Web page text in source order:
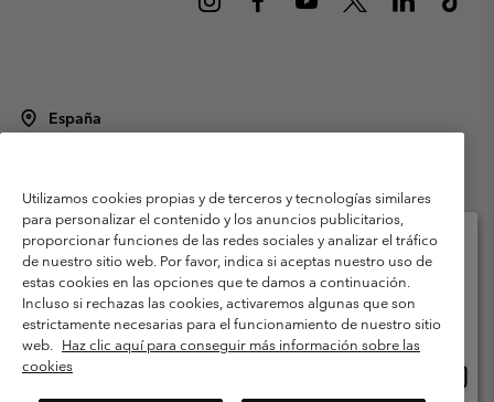
España
Condiciones de uso
Terminos de Venta
Garantía
Política de Privacidad
Términos y condiciones del programa de miembros
Términos De Uso Del Contenido Generado Por Los Usuarios
Impressum
Cookies Public CBCR
Servicio al cliente: Lu. - Vi. de 9:00 a 13:00 y de 14:00 a 18:00
Utilizamos cookies propias y de terceros y tecnologías similares
para personalizar el contenido y los anuncios publicitarios,
proporcionar funciones de las redes sociales y analizar el tráfico
de nuestro sitio web. Por favor, indica si aceptas nuestro uso de
estas cookies en las opciones que te damos a continuación.
Incluso si rechazas las cookies, activaremos algunas que son
estrictamente necesarias para el funcionamiento de nuestro sitio
web. Haz clic aquí para conseguir más información sobre las
cookies
Selecciona tu país e idioma envío
Compras en línea disponibles